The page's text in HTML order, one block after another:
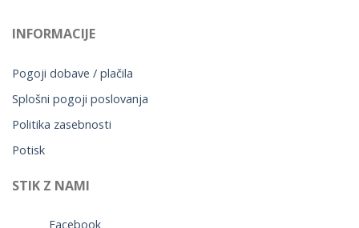
INFORMACIJE
Pogoji dobave / plačila
Splošni pogoji poslovanja
Politika zasebnosti
Potisk
STIK Z NAMI
Facebook